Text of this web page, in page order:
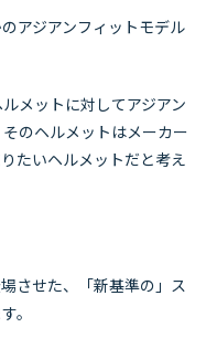
アジアンフィットモデル
メットに対してアジアン
のヘルメットはメーカー
たいヘルメットだと考え
させた、「新基準の」ス
。